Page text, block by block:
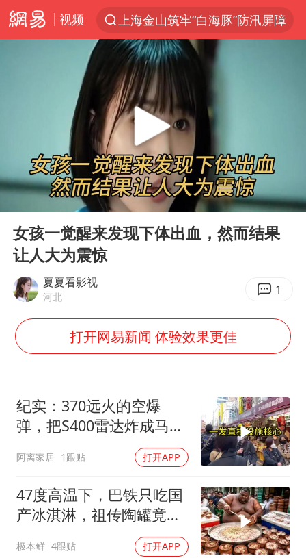
视频
上海金山筑牢“白海豚”防汛屏障
《披荆斩棘2026》阵容官宣
上海全力守护市民“菜篮子”
国足U17与阿森纳决赛取消 并列冠军
新疆一婚礼线上邀请引热议
存款市场为何两极分化
云南一男子胃中取出180颗铁钉
以军士兵把枪口对准中国记者
奋力开创中国式现代化建设新局面
Play
00:00 06:16
女孩一觉醒来发现下体出血，然而结果
让人大为震惊
夏夏看影视
河北 1
打开网易新闻 体验效果更佳
纪实：370远火的空爆
弹，把S400雷达炸成马蜂
窝，靶标惨状让台军急眼
了
阿离家居 1跟贴 打开APP
47度高温下，巴铁只吃国
产冰淇淋，祖传陶罐竟还
极本鲜 4跟贴 打开APP